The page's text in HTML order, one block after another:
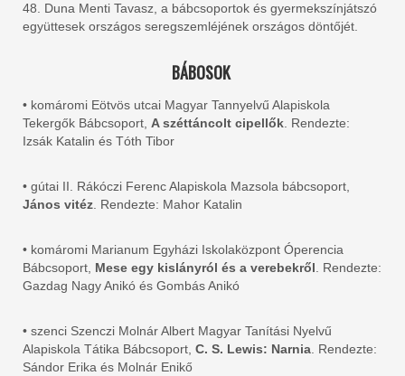
48. Duna Menti Tavasz, a bábcsoportok és gyermekszínjátszó
együttesek országos seregszemléjének országos döntőjét.
BÁBOSOK
• komáromi Eötvös utcai Magyar Tannyelvű Alapiskola
Tekergők Bábcsoport, A széttáncolt cipellők . Rendezte:
Izsák Katalin és Tóth Tibor
• gútai II. Rákóczi Ferenc Alapiskola Mazsola bábcsoport,
János vitéz . Rendezte: Mahor Katalin
• komáromi Marianum Egyházi Iskolaközpont Óperencia
Bábcsoport, Mese egy kislányról és a verebekről . Rendezte:
Gazdag Nagy Anikó és Gombás Anikó
• szenci Szenczi Molnár Albert Magyar Tanítási Nyelvű
Alapiskola Tátika Bábcsoport, C. S. Lewis: Narnia . Rendezte:
Sándor Erika és Molnár Enikő